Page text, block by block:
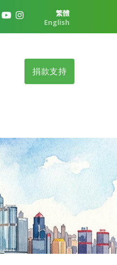
繁體
English
捐款支持